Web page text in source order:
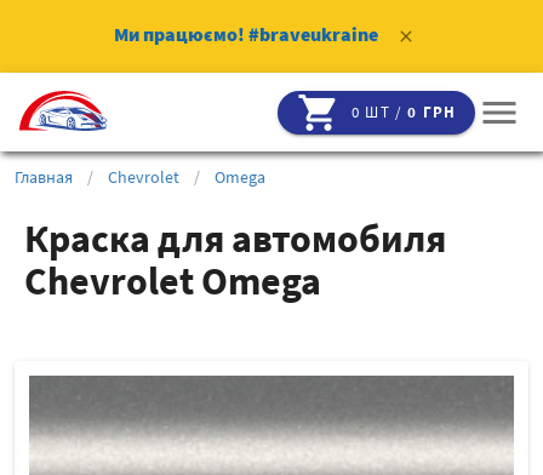
Ми працюємо! #braveukraine clear
shopping_cart 0 ШТ /0 ГРН menu
Главная / Chevrolet / Omega
Краска для автомобиля
Chevrolet Omega